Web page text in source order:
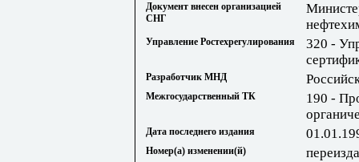
Документ внесен организацией
СНГ
Управление Ростехрегулирования
320 -
Разработчик МНД
Межгосударственный ТК
190 -
Дата последнего издания
Номер(а) изменении(й)